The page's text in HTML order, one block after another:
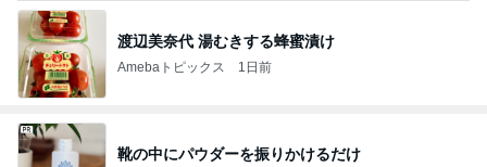
渡辺美奈代 湯むきする蜂蜜漬け
Amebaトピックス 1日前
靴の中にパウダーを振りかけるだけ